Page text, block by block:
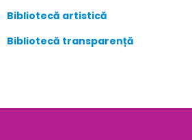
Bibliotecă artistică
Bibliotecă transparență